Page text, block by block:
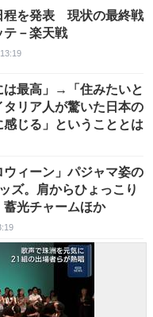
程を発表 現状の最終戦
テ－楽天戦
は最高」→「住みたいと
リア人が驚いた日本の
じる」ということとは
ウィーン」パジャマ姿の
ズ。肩からひょっこり
光チャームほか